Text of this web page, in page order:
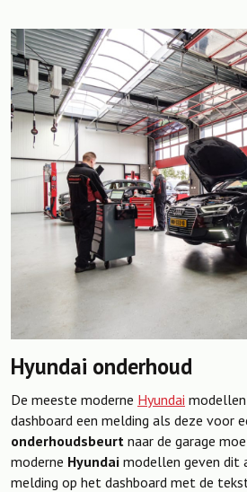
Hyundai onderhoud
De meeste moderne Hyundai
dashboard een melding als deze voor
onderhoudsbeurt naar de garage
moderne Hyundai modellen geven dit
melding op het dashboard met de tekst